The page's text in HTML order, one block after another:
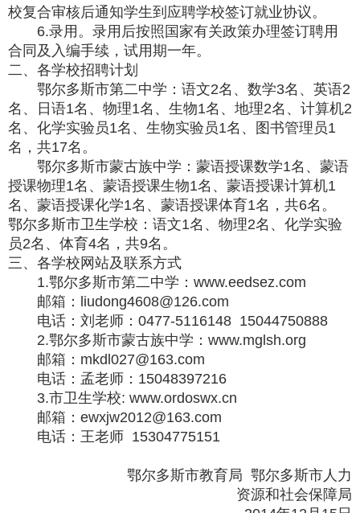
校复合审核后通知学生到应聘学校签订就业协议。
6.录用。录用后按照国家有关政策办理签订聘用
合同及入编手续，试用期一年。
二、各学校招聘计划
鄂尔多斯市第二中学：语文2名、数学3名、英语2
名、日语1名、物理1名、生物1名、地理2名、计算机2
名、化学实验员1名、生物实验员1名、图书管理员1
名，共17名。
鄂尔多斯市蒙古族中学：蒙语授课数学1名、蒙语
授课物理1名、蒙语授课生物1名、蒙语授课计算机1
名、蒙语授课化学1名、蒙语授课体育1名，共6名。
鄂尔多斯市卫生学校：语文1名、物理2名、化学实验
员2名、体育4名，共9名。
三、各学校网站及联系方式
1.鄂尔多斯市第二中学：www.eedsez.com
邮箱：liudong4608@126.com
电话：刘老师：0477-5116148 15044750888
2.鄂尔多斯市蒙古族中学：www.mglsh.org
邮箱：mkdl027@163.com
电话：孟老师：15048397216
3.市卫生学校: www.ordoswx.cn
邮箱：ewxjw2012@163.com
电话：王老师 15304775151
鄂尔多斯市教育局 鄂尔多斯市人力
资源和社会保障局